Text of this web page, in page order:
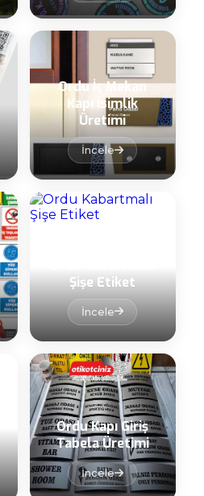
Ordu İç Mekan
Kapı İsimlik
Üretimi
İncele
Şişe Etiket
İncele
Ordu Kapı Giriş
Tabela Üretimi
İncele